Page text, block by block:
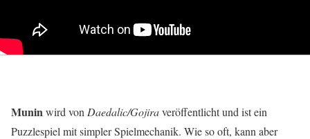
Muninwird von Daedalic/Gojiraveröffentlicht und ist ein
Puzzlespiel mit simpler Spielmechanik. Wie so oft, kann aber